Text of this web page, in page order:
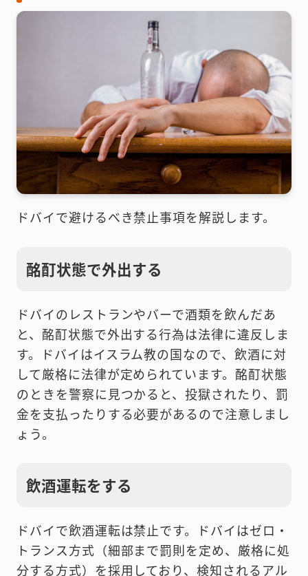
ドバイで避けるべき禁止事項を解説します。
酩酊状態で外出する
ドバイのレストランやバーで酒類を飲んだあ
と、酩酊状態で外出する行為は法律に違反しま
す。ドバイはイスラム教の国なので、飲酒に対
して厳格に法律が定められています。酩酊状態
のときを警察に見つかると、投獄されたり、罰
金を支払ったりする必要があるので注意しまし
ょう。
飲酒運転をする
ドバイで飲酒運転は禁止です。ドバイはゼロ・
トランス方式（細部まで罰則を定め、厳格に処
分する方式）を採用しており、検知されるアル